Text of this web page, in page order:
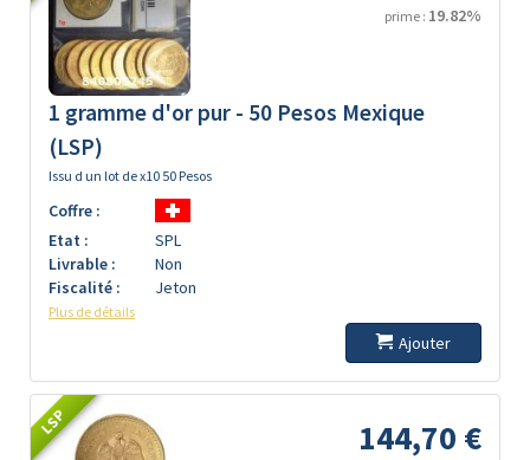
prime : 19.82%
1 gramme d'or pur - 50 Pesos Mexique
(LSP)
Issu d un lot de x10 50 Pesos
Coffre :
Etat :
SPL
Livrable :
Non
Fiscalité :
Jeton
Plus de détails
Ajouter
LSP 144,70 €